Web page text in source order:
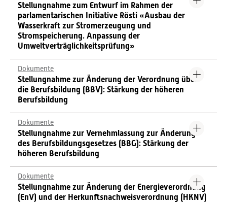
Stellungnahme zum Entwurf im Rahmen der
parlamentarischen Initiative Rösti «Ausbau der
Wasserkraft zur Stromerzeugung und
Stromspeicherung. Anpassung der
Umweltverträglichkeitsprüfung»
Dokumente
Stellungnahme zur Änderung der Verordnung über
die Berufsbildung (BBV): Stärkung der höheren
Berufsbildung
Dokumente
Stellungnahme zur Vernehmlassung zur Änderung
des Berufsbildungsgesetzes (BBG): Stärkung der
höheren Berufsbildung
Dokumente
Stellungnahme zur Änderung der Energieverordnung
(EnV) und der Herkunftsnachweisverordnung (HKNV)